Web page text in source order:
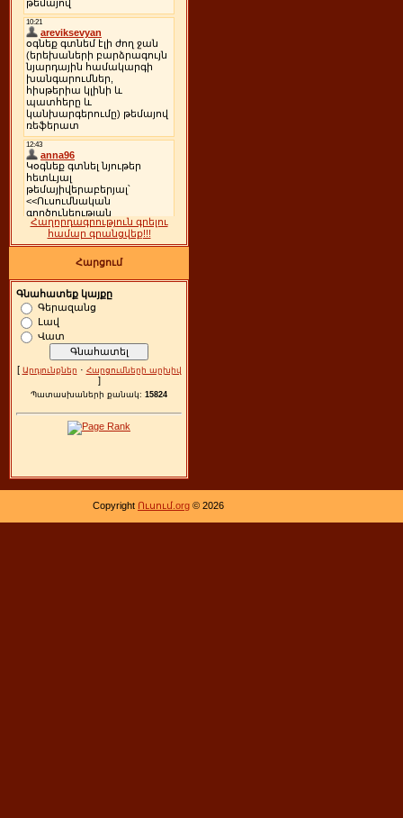
Հաղորդագրություն գրելու
համար գրանցվեք!!!
Հարցում
Գնահատեք կայքը
Գերազանց
Լավ
Վատ
[ Արդյունքներ · Հարցումների արխիվ
]
Պատասխաների քանակ: 15824
Copyright Ուսում.org © 2026